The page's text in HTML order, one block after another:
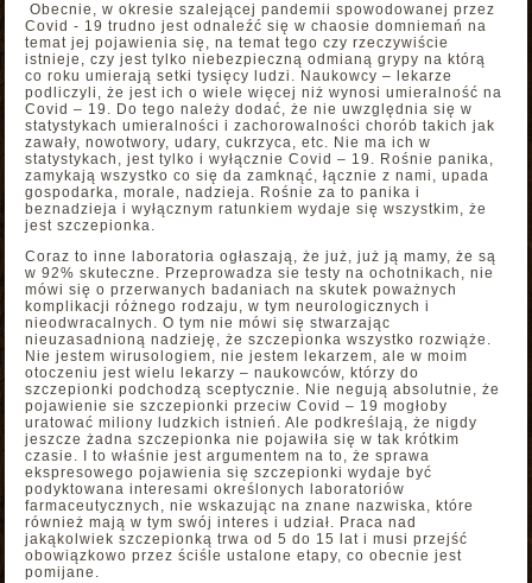
Obecnie, w okresie szalejącej pandemii spowodowanej przez
Covid - 19 trudno jest odnaleźć się w chaosie domniemań na
temat jej pojawienia się, na temat tego czy rzeczywiście
istnieje, czy jest tylko niebezpieczną odmianą grypy na którą
co roku umierają setki tysięcy ludzi. Naukowcy – lekarze
podliczyli, że jest ich o wiele więcej niż wynosi umieralność na
Covid – 19. Do tego należy dodać, że nie uwzględnia się w
statystykach umieralności i zachorowalności chorób takich jak
zawały, nowotwory, udary, cukrzyca, etc. Nie ma ich w
statystykach, jest tylko i wyłącznie Covid – 19. Rośnie panika,
zamykają wszystko co się da zamknąć, łącznie z nami, upada
gospodarka, morale, nadzieja. Rośnie za to panika i
beznadzieja i wyłącznym ratunkiem wydaje się wszystkim, że
jest szczepionka.
Coraz to inne laboratoria ogłaszają, że już, już ją mamy, że są
w 92% skuteczne. Przeprowadza sie testy na ochotnikach, nie
mówi się o przerwanych badaniach na skutek poważnych
komplikacji różnego rodzaju, w tym neurologicznych i
nieodwracalnych. O tym nie mówi się stwarzając
nieuzasadnioną nadzieję, że szczepionka wszystko rozwiąże.
Nie jestem wirusologiem, nie jestem lekarzem, ale w moim
otoczeniu jest wielu lekarzy – naukowców, którzy do
szczepionki podchodzą sceptycznie. Nie negują absolutnie, że
pojawienie sie szczepionki przeciw Covid – 19 mogłoby
uratować miliony ludzkich istnień. Ale podkreślają, że nigdy
jeszcze żadna szczepionka nie pojawiła się w tak krótkim
czasie. I to właśnie jest argumentem na to, że sprawa
ekspresowego pojawienia się szczepionki wydaje być
podyktowana interesami określonych laboratoriów
farmaceutycznych, nie wskazując na znane nazwiska, które
również mają w tym swój interes i udział. Praca nad
jakąkolwiek szczepionką trwa od 5 do 15 lat i musi przejść
obowiązkowo przez ściśle ustalone etapy, co obecnie jest
pomijane.